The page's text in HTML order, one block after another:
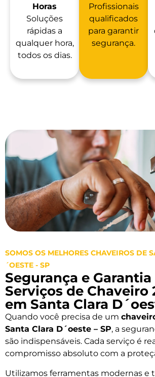
Horas
Soluções
rápidas a
qualquer hora,
todos os dias.
Profissionais
qualificados
para garantir
segurança.
SOMOS OS MELHORES CHAVEIROS DE
´OESTE - SP
Segurança e
Serviços de Chaveiro
em Santa Clara
Quando você precisa de um
Santa Clara D´oeste – SP, a
são indispensáveis. Cada serviço é
compromisso absoluto com a
Utilizamos ferramentas modernas e